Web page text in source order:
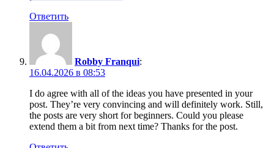
Ответить
Robby Franqui:
16.04.2026 в 08:53
I do agree with all of the ideas you have presented in your
post. They’re very convincing and will definitely work. Still,
the posts are very short for beginners. Could you please
extend them a bit from next time? Thanks for the post.